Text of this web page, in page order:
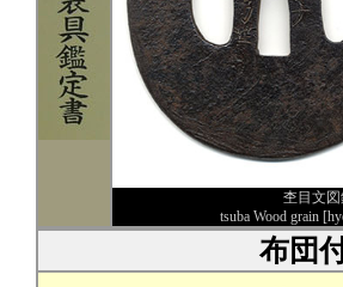
杢目文
tsuba Wood grain
布団